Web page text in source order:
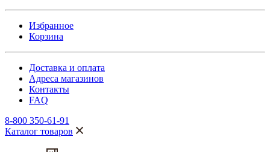
Избранное
Корзина
Доставка и оплата
Адреса магазинов
Контакты
FAQ
8-800 350-61-91
Каталог товаров